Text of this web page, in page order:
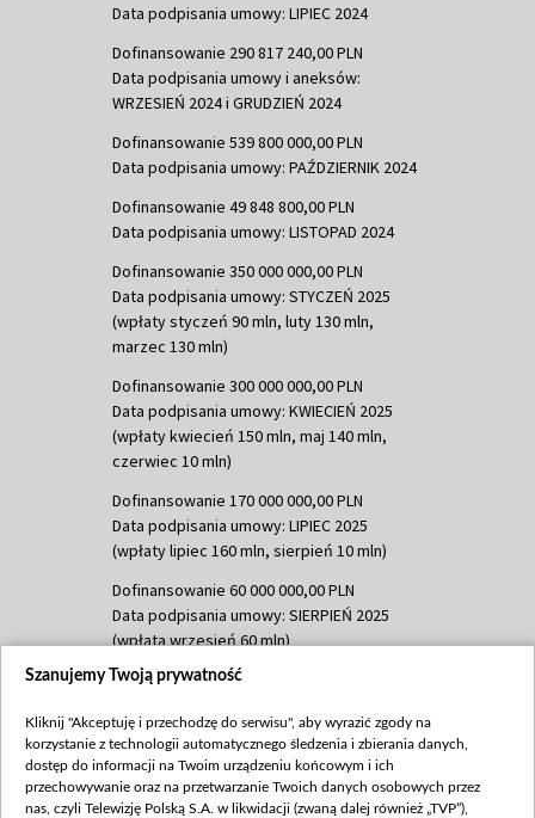
Data podpisania umowy: LIPIEC 2024
Dofinansowanie 290 817 240,00 PLN
Data podpisania umowy i aneksów:
WRZESIEŃ 2024 i GRUDZIEŃ 2024
Dofinansowanie 539 800 000,00 PLN
Data podpisania umowy: PAŹDZIERNIK 2024
Dofinansowanie 49 848 800,00 PLN
Data podpisania umowy: LISTOPAD 2024
Dofinansowanie 350 000 000,00 PLN
Data podpisania umowy: STYCZEŃ 2025
(wpłaty styczeń 90 mln, luty 130 mln,
marzec 130 mln)
Dofinansowanie 300 000 000,00 PLN
Data podpisania umowy: KWIECIEŃ 2025
(wpłaty kwiecień 150 mln, maj 140 mln,
czerwiec 10 mln)
Dofinansowanie 170 000 000,00 PLN
Data podpisania umowy: LIPIEC 2025
(wpłaty lipiec 160 mln, sierpień 10 mln)
Dofinansowanie 60 000 000,00 PLN
Data podpisania umowy: SIERPIEŃ 2025
(wpłata wrzesień 60 mln)
Dofinansowanie 635 783 051,21 PLN
(wpłata wrzesień 100 mln, październik 350
mln, listopad 265 mln)
Dofinansowanie 48 862 000,00 PLN
Szanujemy Twoją prywatność
Kliknij "Akceptuję i przechodzę do serwisu", aby wyrazić zgody na
korzystanie z technologii automatycznego śledzenia i zbierania danych,
dostęp do informacji na Twoim urządzeniu końcowym i ich
przechowywanie oraz na przetwarzanie Twoich danych osobowych przez
nas, czyli Telewizję Polską S.A. w likwidacji (zwaną dalej również „TVP”),